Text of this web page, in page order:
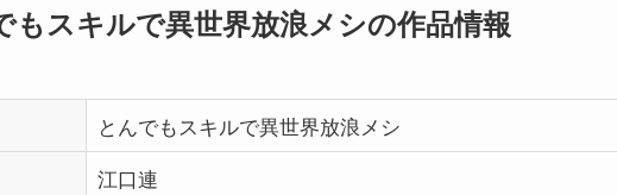
もスキルで異世界放浪メシの作品情報
とんでもスキルで異世界放浪メシ
江口連